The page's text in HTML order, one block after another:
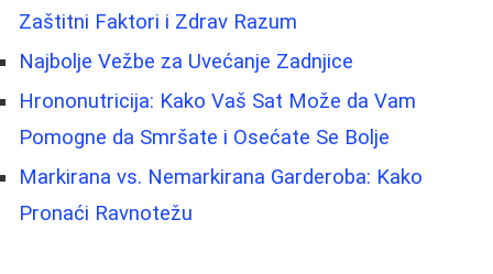
Zaštitni Faktori i Zdrav Razum
Najbolje Vežbe za Uvećanje Zadnjice
Hrononutricija: Kako Vaš Sat Može da Vam
Pomogne da Smršate i Osećate Se Bolje
Markirana vs. Nemarkirana Garderoba: Kako
Pronaći Ravnotežu